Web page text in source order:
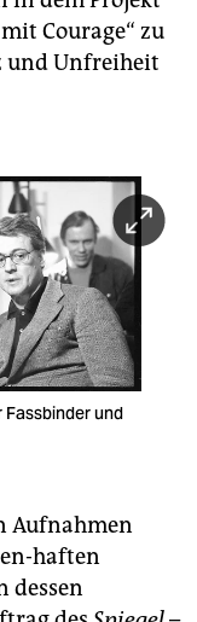
Courage“ zu
und Unfreiheit
Fassbinder und
Aufnahmen
haften
dessen